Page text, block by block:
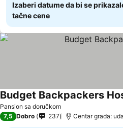
Izaberi datume da bi se
tačne cene
Pansion sa doručkom
Budget Backpackers
7,5 Dobro 237 Centar grada: